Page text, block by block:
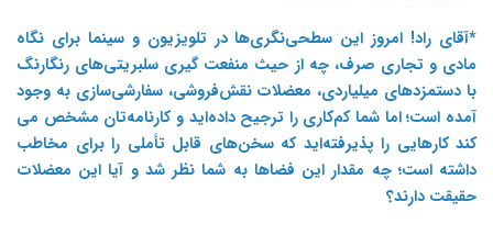
*آقای راد! امروز این سطحی‌نگری‌ها در تلویزیون و سینما برای نگاه
مادی و تجاری صرف، چه از حیث منفعت گیری سلبریتی‌های رنگارنگ
با دستمزدهای میلیاردی، معضلات نقش‌فروشی، سفارشی‌سازی به وجود
آمده است؛ اما شما کم‌کاری را ترجیح داده‌اید و کارنامه‌تان مشخص می
کند کارهایی را پذیرفته‌اید که سخن‌های قابل تأملی را برای مخاطب
داشته است؛ چه مقدار این فضاها به شما نظر شد و آیا این معضلات
حقیقت دارند؟